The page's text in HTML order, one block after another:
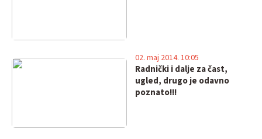
Radnički i dalje za čast,
ugled, drugo je odavno
poznato!!!
02. maj 2014. 10:05